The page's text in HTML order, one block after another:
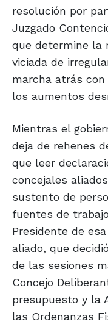
resolución por
Juzgado
que determine la
viciada de
marcha atrás
los aumentos
Mientras el
deja de rehenes
que leer
concejales
sustento de
fuentes de
Presidente de
aliado, que
de las sesiones
Concejo
presupuesto y la
las Ordenanzas